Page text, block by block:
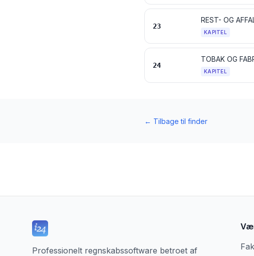
23
REST- OG
KAPITEL
24
KAPITEL
← Tilbage til finder
Professionelt regnskabssoftware betroet af